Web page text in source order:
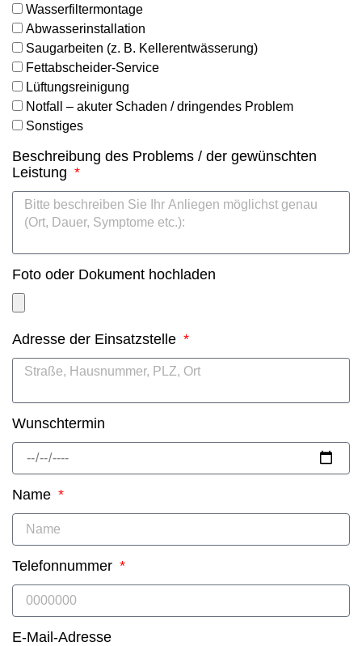
Wasserfiltermontage
Abwasserinstallation
Saugarbeiten (z. B. Kellerentwässerung)
Fettabscheider-Service
Lüftungsreinigung
Notfall – akuter Schaden / dringendes Problem
Sonstiges
Beschreibung des Problems / der gewünschten
Leistung
Foto oder Dokument hochladen
Adresse der Einsatzstelle
Wunschtermin
Name
Telefonnummer
E-Mail-Adresse